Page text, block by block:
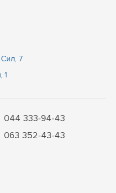
7
1
044 333-94-43
063 352-43-43